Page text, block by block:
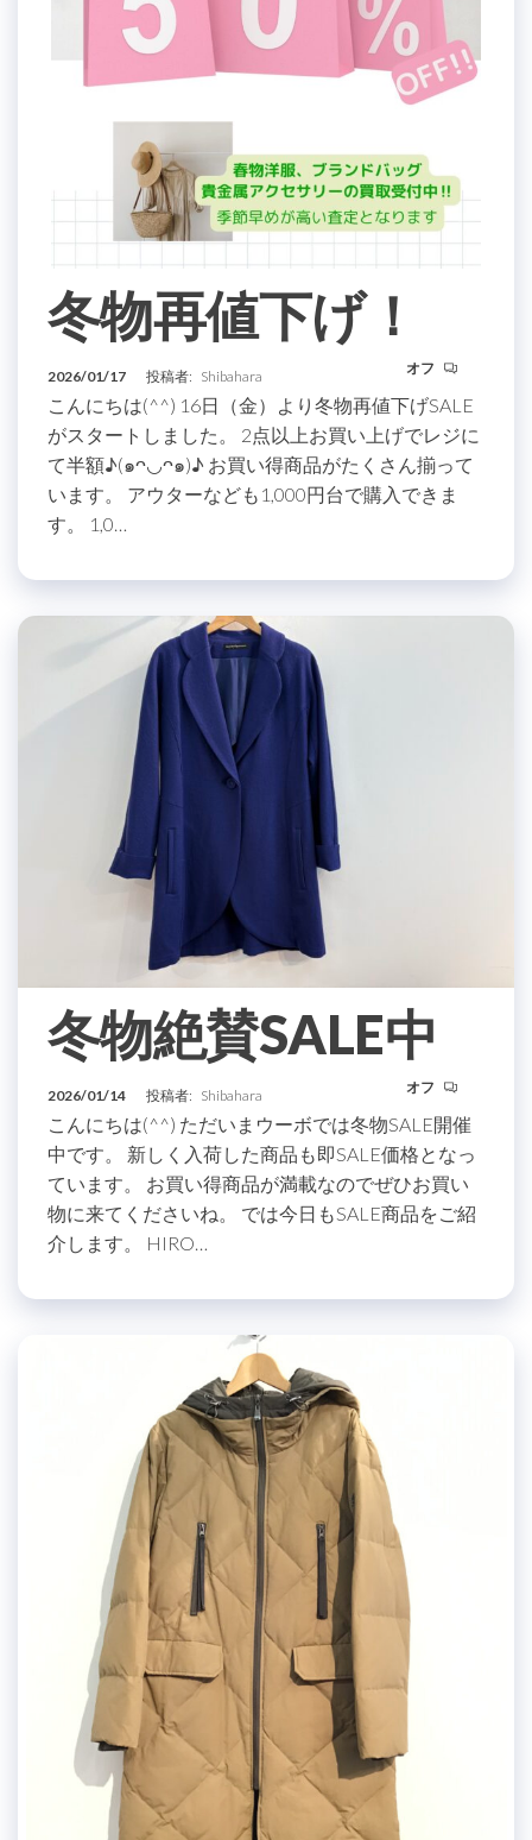
冬物再値下げ！
2026/01/17 投稿者: Shibahara オフ
こんにちは(^^) 16日（金）より冬物再値下げSALE
がスタートしました。 2点以上お買い上げでレジに
て半額♪(๑ᴖ◡ᴖ๑)♪ お買い得商品がたくさん揃って
います。 アウターなども1,000円台で購入できま
す。 1,0…
冬物絶賛SALE中
2026/01/14 投稿者: Shibahara オフ
こんにちは(^^) ただいまウーボでは冬物SALE開催
中です。 新しく入荷した商品も即SALE価格となっ
ています。 お買い得商品が満載なのでぜひお買い
物に来てくださいね。 では今日もSALE商品をご紹
介します。 HIRO…